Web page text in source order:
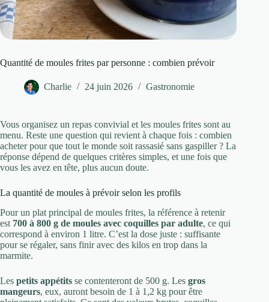
Quantité de moules frites par personne : combien prévoir
Charlie 24 juin 2026 Gastronomie
Vous organisez un repas convivial et les moules frites sont au
menu. Reste une question qui revient à chaque fois : combien
acheter pour que tout le monde soit rassasié sans gaspiller ? La
réponse dépend de quelques critères simples, et une fois que
vous les avez en tête, plus aucun doute.
La quantité de moules à prévoir selon les profils
Pour un plat principal de moules frites, la référence à retenir
est 700 à 800 g de moules avec coquilles par adulte, ce qui
correspond à environ 1 litre. C’est la dose juste : suffisante
pour se régaler, sans finir avec des kilos en trop dans la
marmite.
Les petits appétits se contenteront de 500 g. Les gros
mangeurs, eux, auront besoin de 1 à 1,2 kg pour être